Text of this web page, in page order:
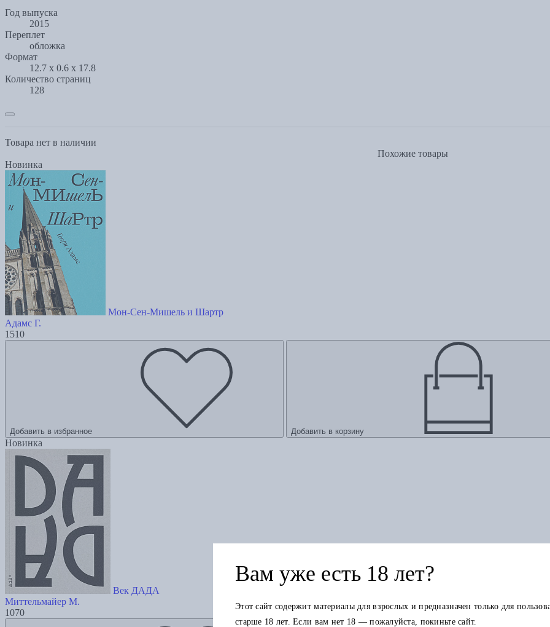
Год выпуска
2015
Переплет
обложка
Формат
12.7 x 0.6 x 17.8
Количество страниц
128
Товара нет в наличии
Похожие товары
Новинка
Мон-Сен-Мишель и Шартр
Адамс Г.
1510
Добавить в избранное Добавить в корзину
Новинка
Век ДАДА
Миттельмайер М.
1070
Вам уже есть 18 лет?
Этот сайт содержит материалы для взрослых и предназначен только для
старше 18 лет. Если вам нет 18 — пожалуйста, покиньте сайт.